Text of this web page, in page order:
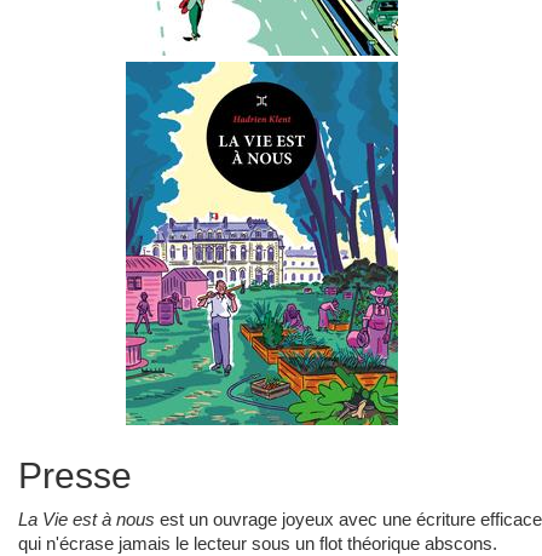
Presse
La Vie est à nous est un ouvrage joyeux avec une écriture efficace
qui n'écrase jamais le lecteur sous un flot théorique abscons.